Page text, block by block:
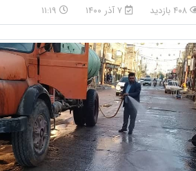
۴۰۸ بازدید ۷ آذر ۱۴۰۰ ۱۱:۱۹